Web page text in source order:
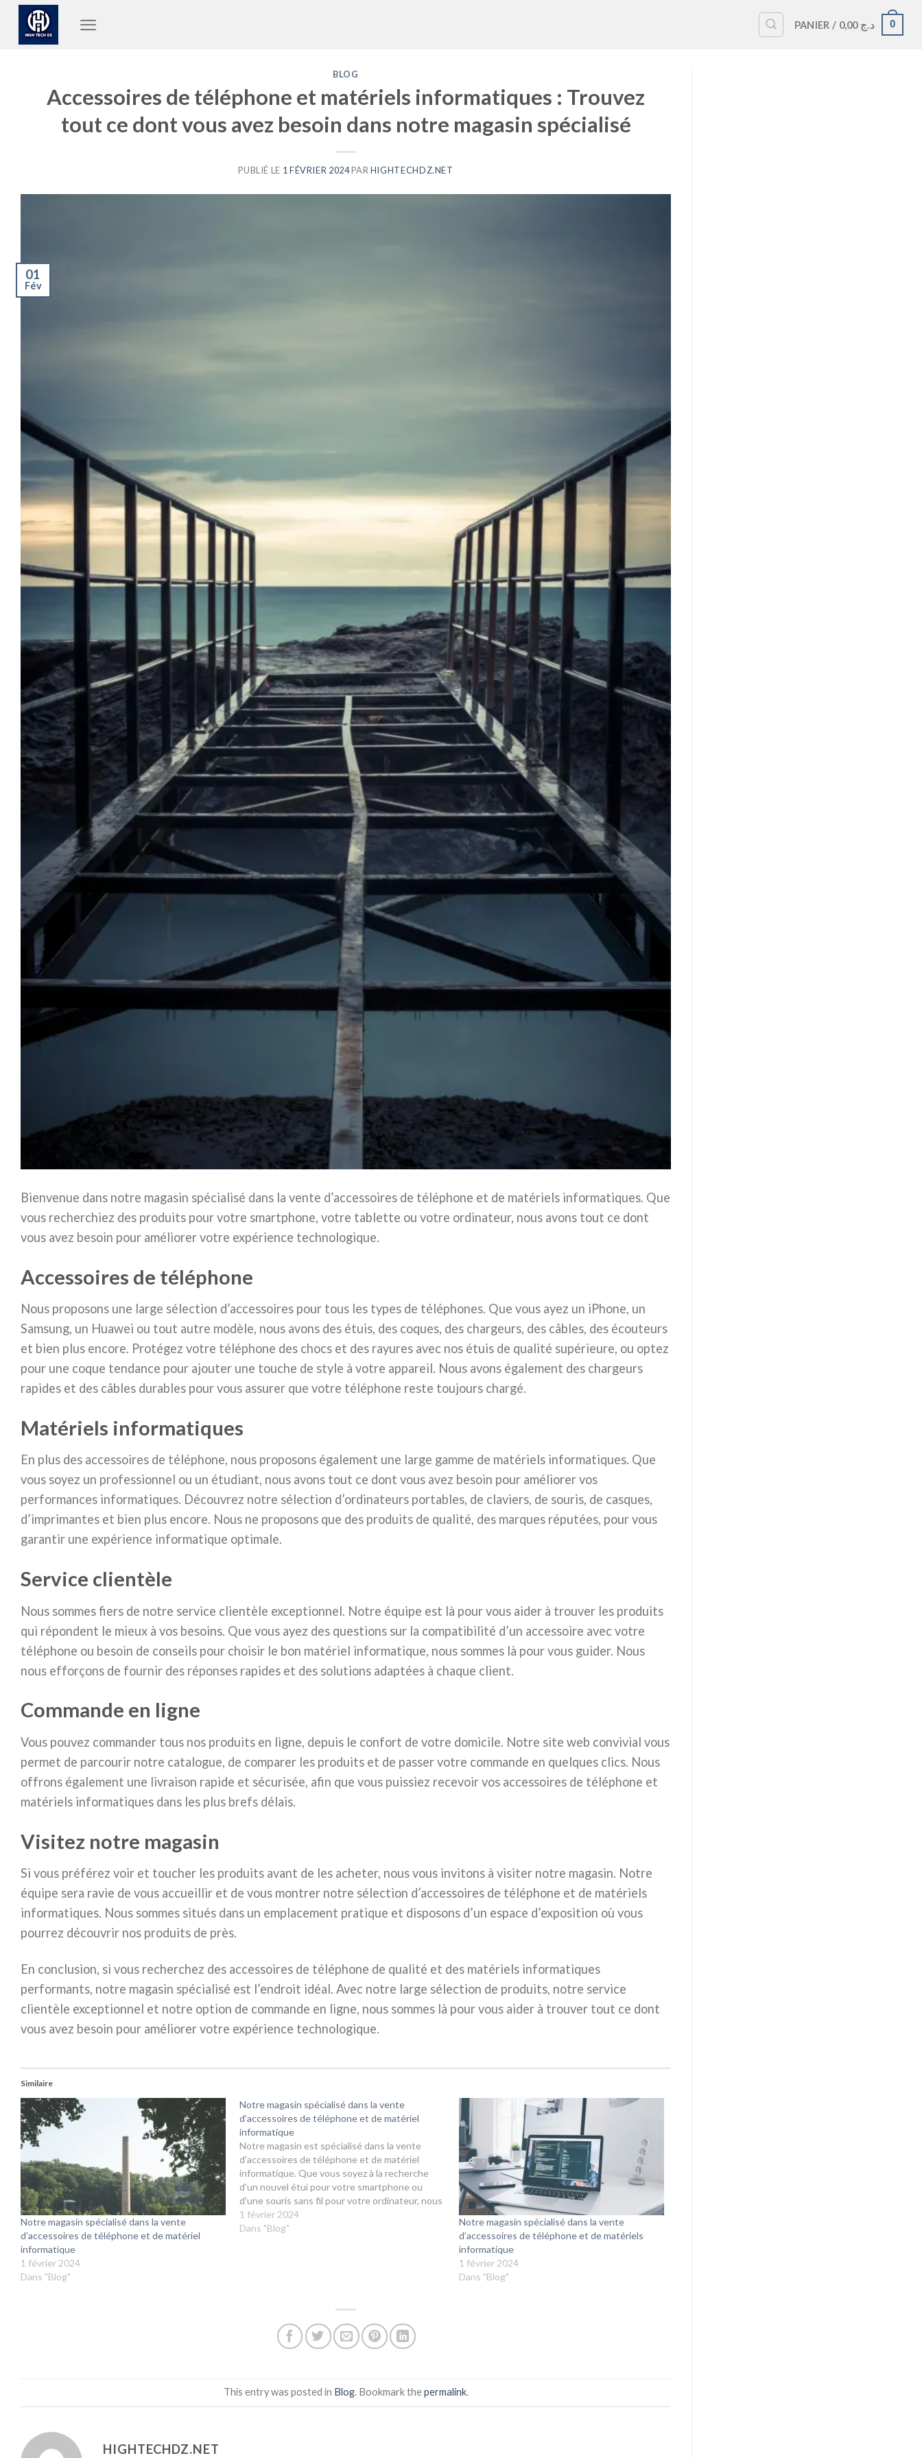
Passer
contenu
PANIER / د.ج 0,00 0
BLOG
Accessoires de téléphone et matériels informatiques : Trouvez
tout ce dont vous avez besoin dans notre magasin spécialisé
PUBLIÉ LE 1 FÉVRIER 2024PAR HIGHTECHDZ.NET
01
Fév
Bienvenue dans notre magasin spécialisé dans la vente d’accessoires de téléphone et de matériels informatiques. Que
vous recherchiez des produits pour votre smartphone, votre tablette ou votre ordinateur, nous avons tout ce dont
vous avez besoin pour améliorer votre expérience technologique.
Accessoires de téléphone
Nous proposons une large sélection d’accessoires pour tous les types de téléphones. Que vous ayez un iPhone, un
Samsung, un Huawei ou tout autre modèle, nous avons des étuis, des coques, des chargeurs, des câbles, des écouteurs
et bien plus encore. Protégez votre téléphone des chocs et des rayures avec nos étuis de qualité supérieure, ou optez
pour une coque tendance pour ajouter une touche de style à votre appareil. Nous avons également des chargeurs
rapides et des câbles durables pour vous assurer que votre téléphone reste toujours chargé.
Matériels informatiques
En plus des accessoires de téléphone, nous proposons également une large gamme de matériels informatiques. Que
vous soyez un professionnel ou un étudiant, nous avons tout ce dont vous avez besoin pour améliorer vos
performances informatiques. Découvrez notre sélection d’ordinateurs portables, de claviers, de souris, de casques,
d’imprimantes et bien plus encore. Nous ne proposons que des produits de qualité, des marques réputées, pour vous
garantir une expérience informatique optimale.
Service clientèle
Nous sommes fiers de notre service clientèle exceptionnel. Notre équipe est là pour vous aider à trouver les produits
qui répondent le mieux à vos besoins. Que vous ayez des questions sur la compatibilité d’un accessoire avec votre
téléphone ou besoin de conseils pour choisir le bon matériel informatique, nous sommes là pour vous guider. Nous
nous efforçons de fournir des réponses rapides et des solutions adaptées à chaque client.
Commande en ligne
Vous pouvez commander tous nos produits en ligne, depuis le confort de votre domicile. Notre site web convivial vous
permet de parcourir notre catalogue, de comparer les produits et de passer votre commande en quelques clics. Nous
offrons également une livraison rapide et sécurisée, afin que vous puissiez recevoir vos accessoires de téléphone et
matériels informatiques dans les plus brefs délais.
Visitez notre magasin
Si vous préférez voir et toucher les produits avant de les acheter, nous vous invitons à visiter notre magasin. Notre
équipe sera ravie de vous accueillir et de vous montrer notre sélection d’accessoires de téléphone et de matériels
informatiques. Nous sommes situés dans un emplacement pratique et disposons d’un espace d’exposition où vous
pourrez découvrir nos produits de près.
En conclusion, si vous recherchez des accessoires de téléphone de qualité et des matériels informatiques
performants, notre magasin spécialisé est l’endroit idéal. Avec notre large sélection de produits, notre service
clientèle exceptionnel et notre option de commande en ligne, nous sommes là pour vous aider à trouver tout ce dont
vous avez besoin pour améliorer votre expérience technologique.
Similaire
Notre magasin spécialisé dans la vente
d’accessoires de téléphone et de matériel
informatique
1 février 2024
Dans "Blog"
Notre magasin spécialisé dans la vente
d’accessoires de téléphone et de matériel
informatique
Notre magasin est spécialisé dans la vente
d'accessoires de téléphone et de matériel
informatique. Que vous soyez à la recherche
d'un nouvel étui pour votre smartphone ou
d'une souris sans fil pour votre ordinateur, nous
avons ce qu'il vous faut.Nous comprenons
l'importance des accessoires pour compléter
1 février 2024
Dans "Blog"
Notre magasin spécialisé dans la vente
d’accessoires de téléphone et de matériels
informatique
1 février 2024
Dans "Blog"
This entry was posted in Blog. Bookmark thepermalink.
HIGHTECHDZ.NET